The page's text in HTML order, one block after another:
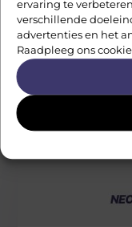
ervaring te
verschillende
advertenties en het
Raadpleeg ons
Zoek je naar een
maar wil je niet te
Neophema